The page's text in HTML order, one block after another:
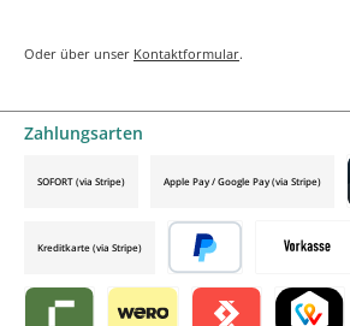
Oder über unser Kontaktformular.
Zahlungsarten
Vorkasse
SOFORT (via Stripe) Apple Pay / Google Pay (via Stripe)
Kreditkarte (via Stripe)
Später bezahlen